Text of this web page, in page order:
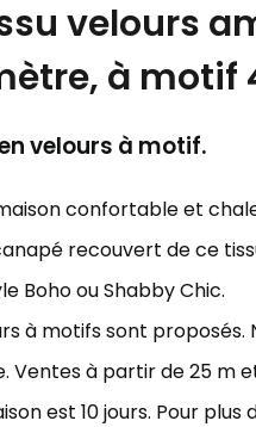
velours
à motif
velours à motif.
confortable et
recouvert de ce
Boho ou Shabby Chic.
à motifs sont proposés.
Ventes à partir de 25 m
est 10 jours. Pour